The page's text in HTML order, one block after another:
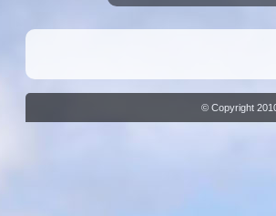
© Copyright